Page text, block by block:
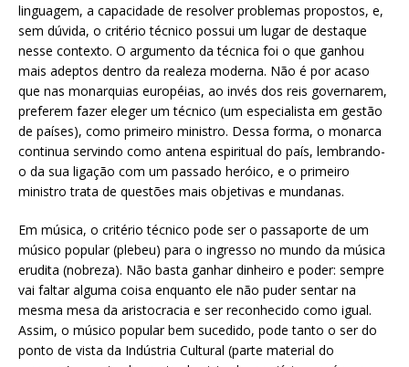
linguagem, a capacidade de resolver problemas propostos, e,
sem dúvida, o critério técnico possui um lugar de destaque
nesse contexto. O argumento da técnica foi o que ganhou
mais adeptos dentro da realeza moderna. Não é por acaso
que nas monarquias européias, ao invés dos reis governarem,
preferem fazer eleger um técnico (um especialista em gestão
de países), como primeiro ministro. Dessa forma, o monarca
continua servindo como antena espiritual do país, lembrando-
o da sua ligação com um passado heróico, e o primeiro
ministro trata de questões mais objetivas e mundanas.
Em música, o critério técnico pode ser o passaporte de um
músico popular (plebeu) para o ingresso no mundo da música
erudita (nobreza). Não basta ganhar dinheiro e poder: sempre
vai faltar alguma coisa enquanto ele não puder sentar na
mesma mesa da aristocracia e ser reconhecido como igual.
Assim, o músico popular bem sucedido, pode tanto o ser do
ponto de vista da Indústria Cultural (parte material do